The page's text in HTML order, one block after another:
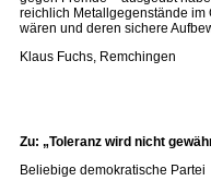
reichlich Metallgegenstände im
wären und deren sichere
Klaus Fuchs, Remchingen
Zu: „Toleranz wird nicht
Beliebige demokratische Partei